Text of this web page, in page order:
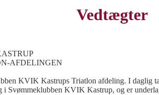
Vedtægter
AFDELINGEN
KVIK Kastrups Triatlon afdeling. I
KVIK Kastrup, og er